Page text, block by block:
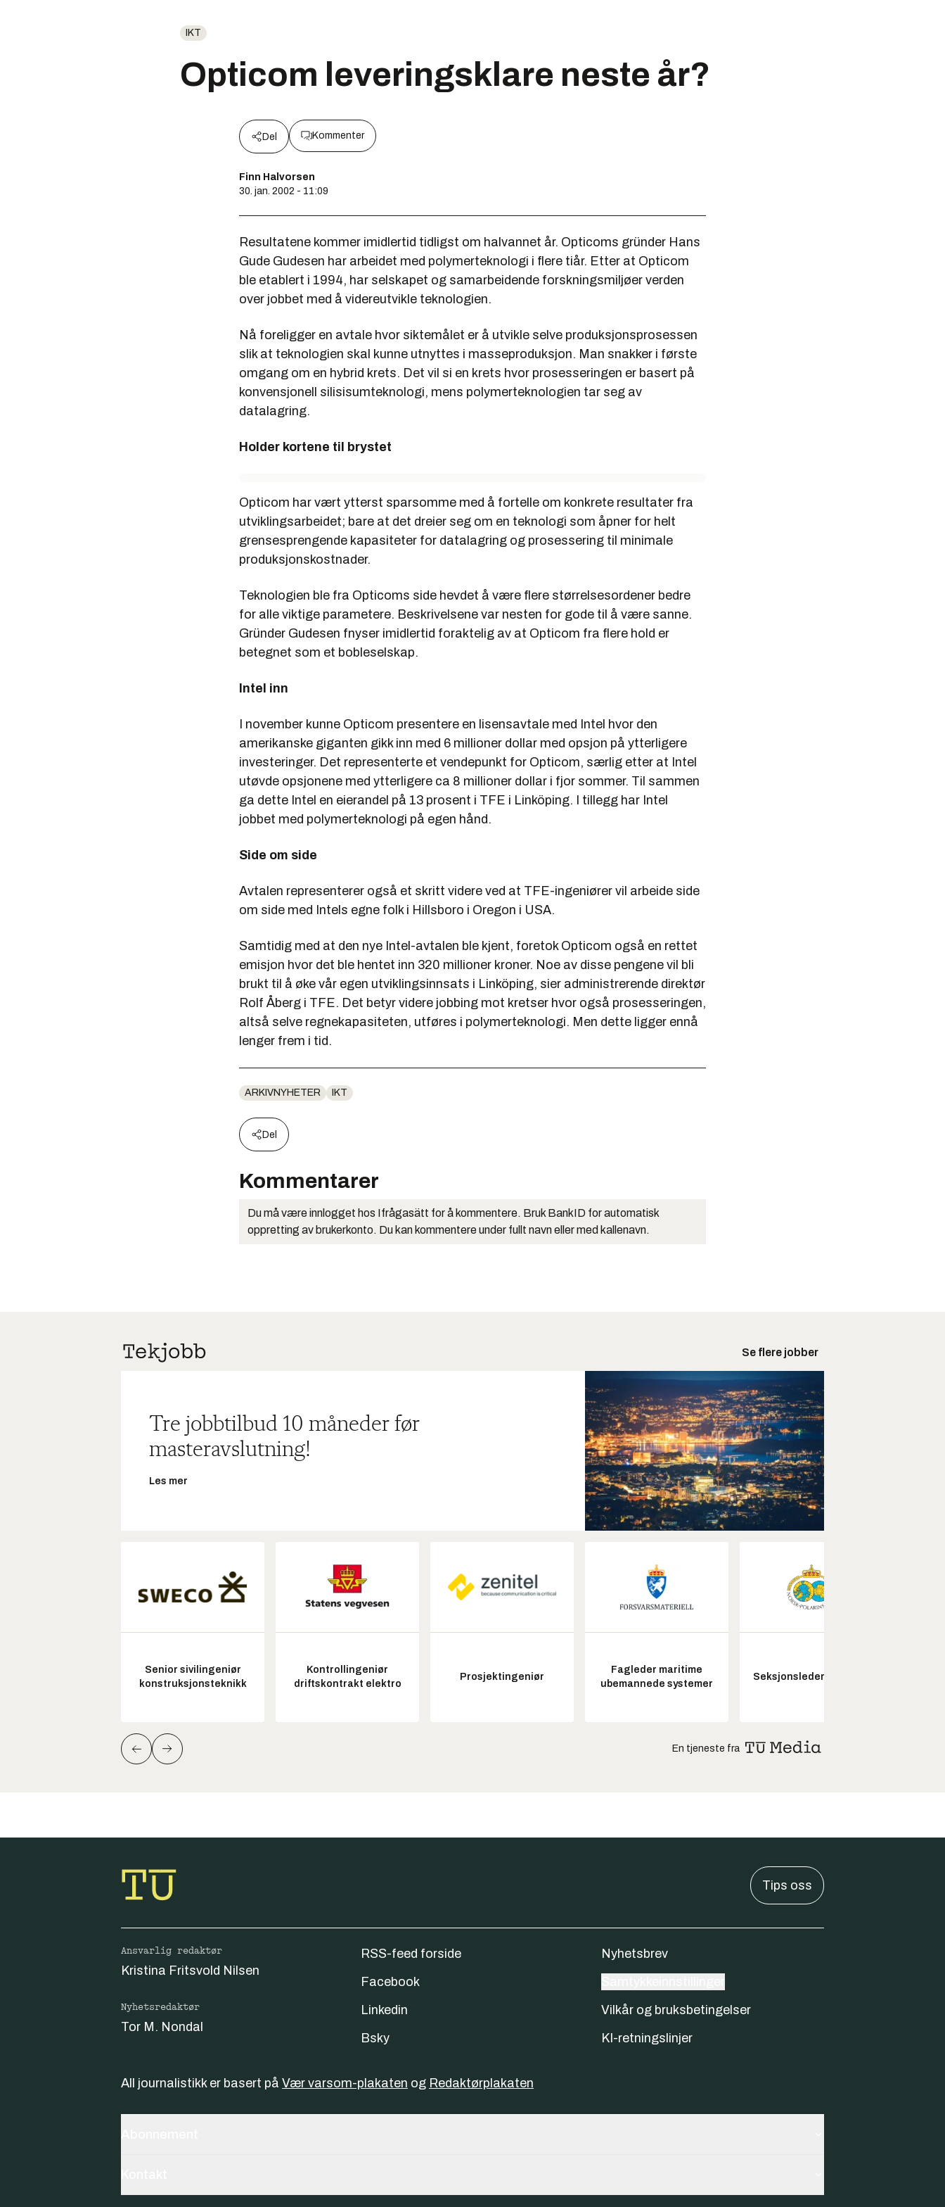
IKT
Opticom leveringsklare neste år?
Del Kommenter
Finn Halvorsen
30. jan. 2002 - 11:09
Resultatene kommer imidlertid tidligst om halvannet år. Opticoms gründer Hans
Gude Gudesen har arbeidet med polymerteknologi i flere tiår. Etter at Opticom
ble etablert i 1994, har selskapet og samarbeidende forskningsmiljøer verden
over jobbet med å videreutvikle teknologien.
Nå foreligger en avtale hvor siktemålet er å utvikle selve produksjonsprosessen
slik at teknologien skal kunne utnyttes i masseproduksjon. Man snakker i første
omgang om en hybrid krets. Det vil si en krets hvor prosesseringen er basert på
konvensjonell silisisumteknologi, mens polymerteknologien tar seg av
datalagring.
Holder kortene til brystet
Opticom har vært ytterst sparsomme med å fortelle om konkrete resultater fra
utviklingsarbeidet; bare at det dreier seg om en teknologi som åpner for helt
grensesprengende kapasiteter for datalagring og prosessering til minimale
produksjonskostnader.
Teknologien ble fra Opticoms side hevdet å være flere størrelsesordener bedre
for alle viktige parametere. Beskrivelsene var nesten for gode til å være sanne.
Gründer Gudesen fnyser imidlertid foraktelig av at Opticom fra flere hold er
betegnet som et bobleselskap.
Intel inn
I november kunne Opticom presentere en lisensavtale med Intel hvor den
amerikanske giganten gikk inn med 6 millioner dollar med opsjon på ytterligere
investeringer. Det representerte et vendepunkt for Opticom, særlig etter at Intel
utøvde opsjonene med ytterligere ca 8 millioner dollar i fjor sommer. Til sammen
ga dette Intel en eierandel på 13 prosent i TFE i Linköping. I tillegg har Intel
jobbet med polymerteknologi på egen hånd.
Side om side
Avtalen representerer også et skritt videre ved at TFE-ingeniører vil arbeide side
om side med Intels egne folk i Hillsboro i Oregon i USA.
Samtidig med at den nye Intel-avtalen ble kjent, foretok Opticom også en rettet
emisjon hvor det ble hentet inn 320 millioner kroner. Noe av disse pengene vil bli
brukt til å øke vår egen utviklingsinnsats i Linköping, sier administrerende direktør
Rolf Åberg i TFE. Det betyr videre jobbing mot kretser hvor også prosesseringen,
altså selve regnekapasiteten, utføres i polymerteknologi. Men dette ligger ennå
lenger frem i tid.
ARKIVNYHETER IKT
Del
Kommentarer
Du må være innlogget hos Ifrågasätt for å kommentere. Bruk BankID for automatisk
oppretting av brukerkonto. Du kan kommentere under fullt navn eller med kallenavn.
Se flere jobber
Tre jobbtilbud 10 måneder før
masteravslutning!
Les mer
Senior sivilingeniør
konstruksjonsteknikk
Kontrollingeniør
driftskontrakt elektro
Prosjektingeniør
Fagleder maritime
ubemannede systemer
Seksjonsleder Nye Troll
En tjeneste fra
Tips oss
Ansvarlig redaktør
Kristina Fritsvold Nilsen
Nyhetsredaktør
Tor M. Nondal
RSS-feed forside
Facebook
Linkedin
Bsky
Nyhetsbrev
Vilkår og bruksbetingelser
KI-retningslinjer
All journalistikk er basert på Vær varsom-plakaten og Redaktørplakaten